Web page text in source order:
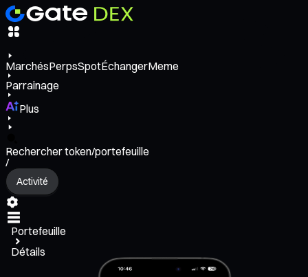
MarchésPerpsSpotÉchangerMeme
Parrainage
Plus
Rechercher token/portefeuille
/
Activité
Portefeuille
Détails